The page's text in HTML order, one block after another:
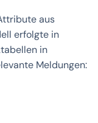
aus
erfolgte in
in
Meldungen: